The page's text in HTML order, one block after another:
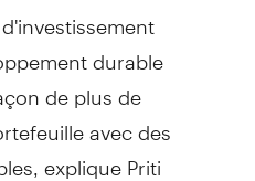
durable
de plus de
avec des
explique Priti